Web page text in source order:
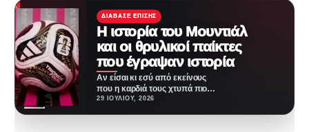
ΔΙΆΒΑΣΕ ΕΠΊΣΗΣ
Η ιστορία του Μουντιάλ
και οι θρυλικοί παίκτες
που έγραψαν ιστορία
Αν είσαι κι εσύ από εκείνους
που η καρδιά τους χτυπά πιο
δυνατά κάθε φορά που…
29 ΙΟΥΛΊΟΥ, 2026